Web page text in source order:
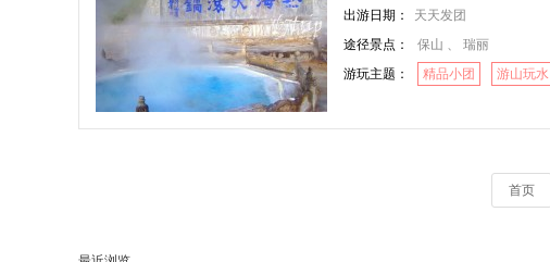
出游日期：
天天发团
途径景点：
保山 、 瑞丽
游玩主题：
精品小团 游山玩水
首页